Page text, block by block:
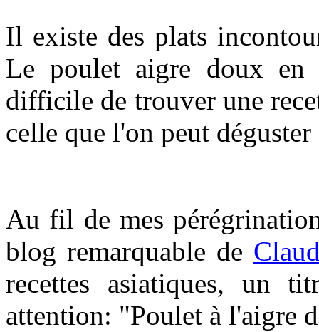
Il existe des plats
Le poulet aigre doux
difficile de trouver une
celle que l'on peut déguster
Au fil de mes
blog remarquable de
recettes asiatiques, un
attention: "Poulet à l'aigre